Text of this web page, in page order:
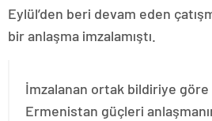
Eylül’den beri devam eden
bir anlaşma imzalamıştı.
İmzalanan ortak bildiriye göre
Ermenistan güçleri